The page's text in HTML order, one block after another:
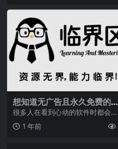
想知道无广告且永久免费的软
件app有哪些？快来看这里
很多人在看到心动的软件时都会想
下载，但一看到收费又有广告的时
候就不想用了，大多数...
1 年前